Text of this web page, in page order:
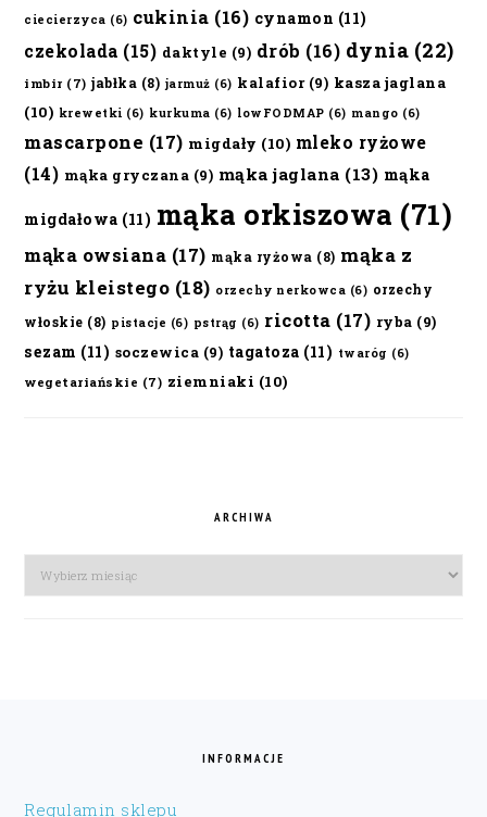
ciecierzyca (6) cukinia (16) cynamon (11)
czekolada (15) daktyle (9) drób (16) dynia (22)
imbir (7) jabłka (8) jarmuż (6) kalafior(9) kasza jaglana
(10) krewetki (6) kurkuma (6) lowFODMAP (6) mango (6)
mascarpone (17) migdały (10) mleko ryżowe
(14) mąka gryczana (9) mąka jaglana (13) mąka
migdałowa (11) mąka orkiszowa (71)
mąka owsiana (17) mąka ryżowa (8) mąka z
ryżu kleistego (18) orzechy nerkowca (6) orzechy
włoskie (8) pistacje (6) pstrąg (6) ricotta (17) ryba (9)
sezam (11) soczewica (9) tagatoza (11) twaróg (6)
wegetariańskie (7) ziemniaki (10)
ARCHIWA
Archiwa
INFORMACJE
Regulamin sklepu